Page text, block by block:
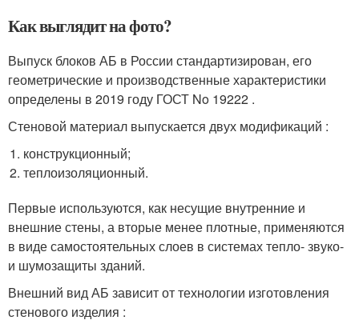
Как выглядит на фото?
Выпуск блоков АБ в России стандартизирован, его
геометрические и производственные характеристики
определены в 2019 году ГОСТ No 19222 .
Стеновой материал выпускается двух модификаций :
конструкционный;
теплоизоляционный.
Первые используются, как несущие внутренние и
внешние стены, а вторые менее плотные, применяются
в виде самостоятельных слоев в системах тепло- звуко-
и шумозащиты зданий.
Внешний вид АБ зависит от технологии изготовления
стенового изделия :